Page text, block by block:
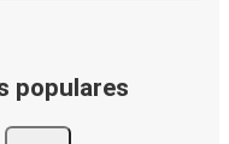
populares